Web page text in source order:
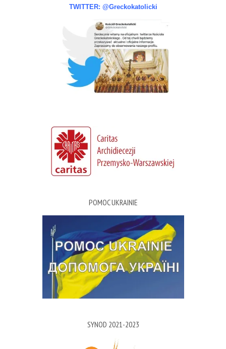
TWITTER: @Greckokatolicki
POMOC UKRAINIE
SYNOD 2021-2023